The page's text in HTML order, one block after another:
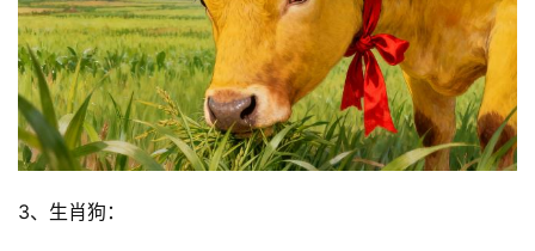
3、生肖狗：